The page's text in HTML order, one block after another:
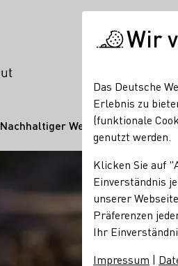
Nachhaltiger Weinanbau
Wir
Das Deutsche
Erlebnis zu
(funktionale
genutzt werden.
Klicken Sie auf
Einverständnis
unserer
Präferenzen
Ihr
Impressum |